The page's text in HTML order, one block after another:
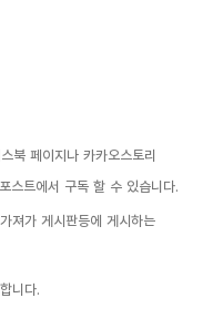
북 페이지나 카카오스토리
스트에서 구독 할 수 있습니다.
가져가 게시판등에 게시하는
니다.